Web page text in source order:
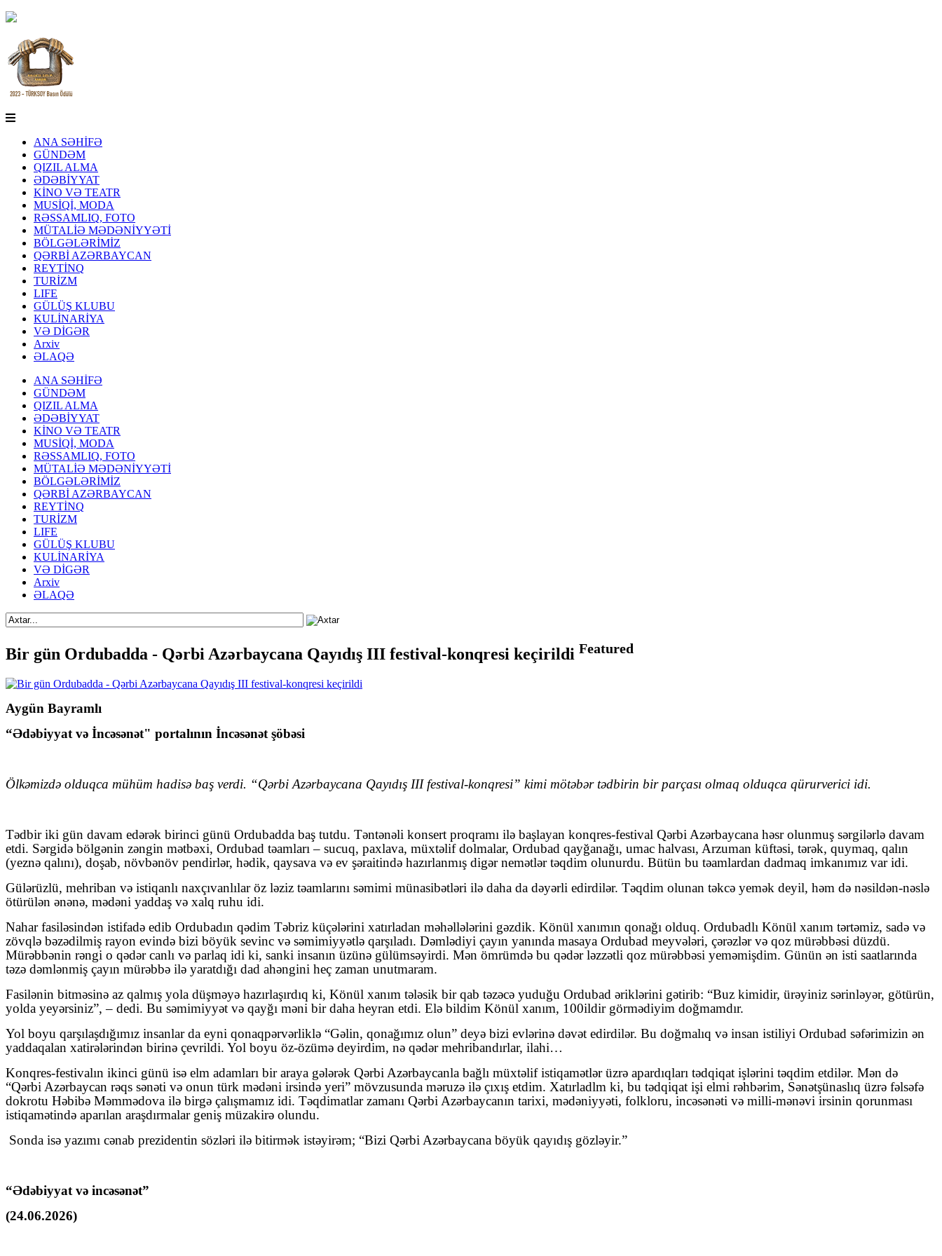
ANA SƏHİFƏ
GÜNDƏM
QIZIL ALMA
ƏDƏBİYYAT
KİNO VƏ TEATR
MUSİQİ, MODA
RƏSSAMLIQ, FOTO
MÜTALİƏ MƏDƏNİYYƏTİ
BÖLGƏLƏRİMİZ
QƏRBİ AZƏRBAYCAN
REYTİNQ
TURİZM
LIFE
GÜLÜŞ KLUBU
KULİNARİYA
VƏ DİGƏR
Arxiv
ƏLAQƏ
ANA SƏHİFƏ
GÜNDƏM
QIZIL ALMA
ƏDƏBİYYAT
KİNO VƏ TEATR
MUSİQİ, MODA
RƏSSAMLIQ, FOTO
MÜTALİƏ MƏDƏNİYYƏTİ
BÖLGƏLƏRİMİZ
QƏRBİ AZƏRBAYCAN
REYTİNQ
TURİZM
LIFE
GÜLÜŞ KLUBU
KULİNARİYA
VƏ DİGƏR
Arxiv
ƏLAQƏ
Bir gün Ordubadda - Qərbi Azərbaycana Qayıdış III festival-konqresi keçirildi Featured
Aygün Bayramlı
“Ədəbiyyat və İncəsənət" portalının İncəsənət şöbəsi
Ölkəmizdə olduqca mühüm hadisə baş verdi. “Qərbi Azərbaycana Qayıdış III festival-konqresi” kimi mötəbər tədbirin bir parçası olmaq olduqca qürurverici idi.
Tədbir iki gün davam edərək birinci günü Ordubadda baş tutdu. Təntənəli konsert proqramı ilə başlayan konqres-festival Qərbi Azərbaycana həsr olunmuş sərgilərlə davam
etdi. Sərgidə bölgənin zəngin mətbəxi, Ordubad təamları – sucuq, paxlava, müxtəlif dolmalar, Ordubad qayğanağı, umac halvası, Arzuman küftəsi, tərək, quymaq, qalın
(yeznə qalını), doşab, növbənöv pendirlər, hədik, qaysava və ev şəraitində hazırlanmış digər nemətlər təqdim olunurdu. Bütün bu təamlardan dadmaq imkanımız var idi.
Gülərüzlü, mehriban və istiqanlı naxçıvanlılar öz ləziz təamlarını səmimi münasibətləri ilə daha da dəyərli edirdilər. Təqdim olunan təkcə yemək deyil, həm də nəsildən-nəslə
ötürülən ənənə, mədəni yaddaş və xalq ruhu idi.
Nahar fasiləsindən istifadə edib Ordubadın qədim Təbriz küçələrini xatırladan məhəllələrini gəzdik. Könül xanımın qonağı olduq. Ordubadlı Könül xanım tərtəmiz, sadə və
zövqlə bəzədilmiş rayon evində bizi böyük sevinc və səmimiyyətlə qarşıladı. Dəmlədiyi çayın yanında masaya Ordubad meyvələri, çərəzlər və qoz mürəbbəsi düzdü.
Mürəbbənin rəngi o qədər canlı və parlaq idi ki, sanki insanın üzünə gülümsəyirdi. Mən ömrümdə bu qədər ləzzətli qoz mürəbbəsi yeməmişdim. Günün ən isti saatlarında
təzə dəmlənmiş çayın mürəbbə ilə yaratdığı dad ahəngini heç zaman unutmaram.
Fasilənin bitməsinə az qalmış yola düşməyə hazırlaşırdıq ki, Könül xanım tələsik bir qab təzəcə yuduğu Ordubad əriklərini gətirib: “Buz kimidir, ürəyiniz sərinləyər, götürün,
yolda yeyərsiniz”, – dedi. Bu səmimiyyət və qayğı məni bir daha heyran etdi. Elə bildim Könül xanım, 100ildir görmədiyim doğmamdır.
Yol boyu qarşılaşdığımız insanlar da eyni qonaqpərvərliklə “Gəlin, qonağımız olun” deyə bizi evlərinə dəvət edirdilər. Bu doğmalıq və insan istiliyi Ordubad səfərimizin ən
yaddaqalan xatirələrindən birinə çevrildi. Yol boyu öz-özümə deyirdim, nə qədər mehribandırlar, ilahi…
Konqres-festivalın ikinci günü isə elm adamları bir araya gələrək Qərbi Azərbaycanla bağlı müxtəlif istiqamətlər üzrə apardıqları tədqiqat işlərini təqdim etdilər. Mən də
“Qərbi Azərbaycan rəqs sənəti və onun türk mədəni irsində yeri” mövzusunda məruzə ilə çıxış etdim. Xatırladlm ki, bu tədqiqat işi elmi rəhbərim, Sənətşünaslıq üzrə fəlsəfə
dokrotu Həbibə Məmmədova ilə birgə çalışmamız idi. Təqdimatlar zamanı Qərbi Azərbaycanın tarixi, mədəniyyəti, folkloru, incəsənəti və milli-mənəvi irsinin qorunması
istiqamətində aparılan araşdırmalar geniş müzakirə olundu.
Sonda isə yazımı cənab prezidentin sözləri ilə bitirmək istəyirəm; “Bizi Qərbi Azərbaycana böyük qayıdış gözləyir.”
“Ədəbiyyat və incəsənət”
(24.06.2026)